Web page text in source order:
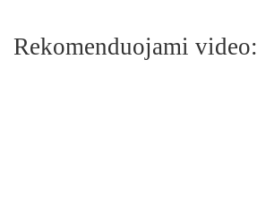
Rekomenduojami video: